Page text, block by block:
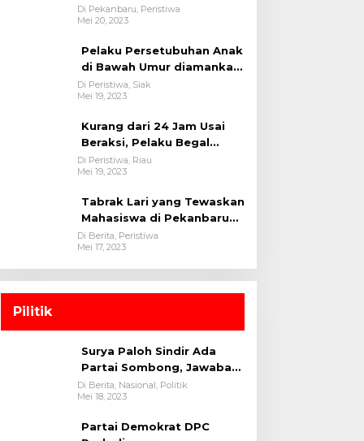
Diamankan Polsek Bukit
Raya
Di Pekanbaru, Peristiwa
Mei 20, 2023
Pelaku Persetubuhan Anak
di Bawah Umur diamankan
oleh tim Opsnal Polsek
Tualang-Polres Siak-Polda
Di Peristiwa, Siak
Mei 19, 2023
Kurang dari 24 Jam Usai
Beraksi, Pelaku Begal
Berhasil Di Bekuk
Satreskrim Polres
Di Peristiwa, Riau
Mei 19, 2023
Tabrak Lari yang Tewaskan
Mahasiswa di Pekanbaru
Ditangkap Polisi
Di Berita, Peristiwa
Mei 17, 2023
Pilitik
Surya Paloh Sindir Ada
Partai Sombong, Jawaban
Megawati
Di Berita, Nasional, Politik
Mei 18, 2023
Partai Demokrat DPC